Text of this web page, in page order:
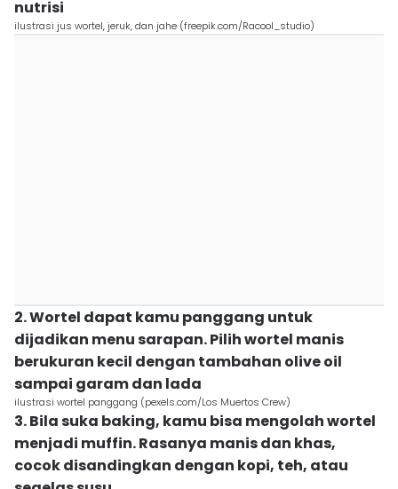
nutrisi
ilustrasi jus wortel, jeruk, dan jahe (freepik.com/Racool_studio)
2. Wortel dapat kamu panggang untuk
dijadikan menu sarapan. Pilih wortel manis
berukuran kecil dengan tambahan olive oil
sampai garam dan lada
ilustrasi wortel panggang (pexels.com/Los Muertos Crew)
3. Bila suka baking, kamu bisa mengolah wortel
menjadi muffin. Rasanya manis dan khas,
cocok disandingkan dengan kopi, teh, atau